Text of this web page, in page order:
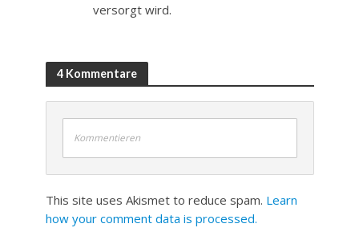
versorgt wird.
4 Kommentare
Kommentieren
This site uses Akismet to reduce spam. Learn
how your comment data is processed.